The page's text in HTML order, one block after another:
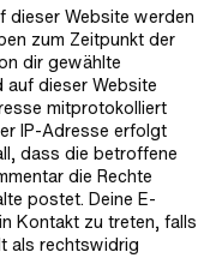
dieser Website werden
zum Zeitpunkt der
dir gewählte
auf dieser Website
mitprotokolliert
IP-Adresse erfolgt
dass die betroffene
die Rechte
postet. Deine E-
Kontakt zu treten, falls
als rechtswidrig